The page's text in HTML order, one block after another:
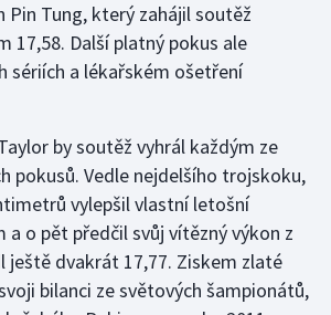
Pin Tung, který zahájil soutěž
17,58. Další platný pokus ale
sériích a lékařském ošetření
by soutěž vyhrál každým ze
pokusů. Vedle nejdelšího trojskoku,
vylepšil vlastní letošní
a o pět předčil svůj vítězný výkon z
ještě dvakrát 17,77. Ziskem zlaté
bilanci ze světových šampionátů,